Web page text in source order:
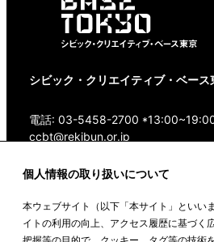
個人情報の取り扱いについて
本ウェブサイト（以下「本サイト」といい
イトの利用の向上、アクセス履歴に基づく
シビック・クリエイティブ・ベー
電話: 03-5458-2700
ccbt@rekibun.or.jp
〒150-0001 東京都渋谷区神宮前1-
Google Maps